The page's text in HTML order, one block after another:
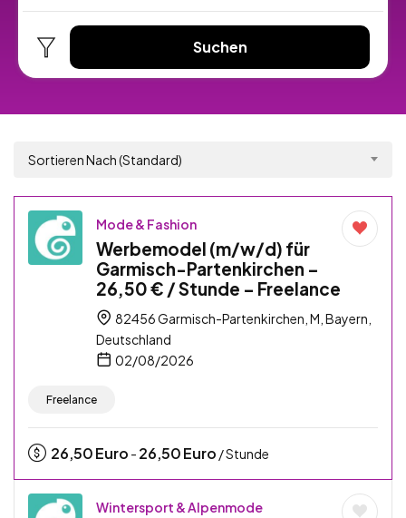
Suchen
Sortieren Nach (Standard)
Mode & Fashion
Werbemodel (m/w/d) für
Garmisch-Partenkirchen –
26,50 € / Stunde – Freelance
82456 Garmisch-Partenkirchen, M, Bayern,
Deutschland
02/08/2026
Freelance
26,50Euro - 26,50Euro / Stunde
Wintersport & Alpenmode